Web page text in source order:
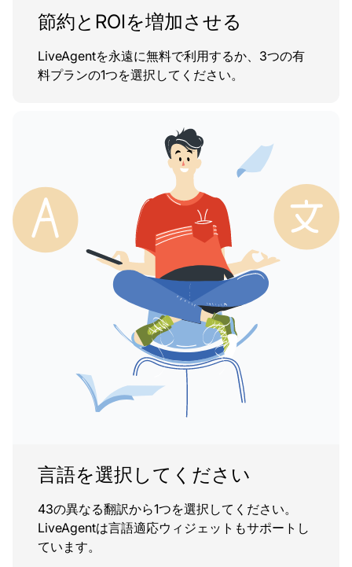
節約とROIを増加させる
LiveAgentを永遠に無料で利用するか、3つの有
料プランの1つを選択してください。
言語を選択してください
43の異なる翻訳から1つを選択してください。
LiveAgentは言語適応ウィジェットもサポートし
ています。